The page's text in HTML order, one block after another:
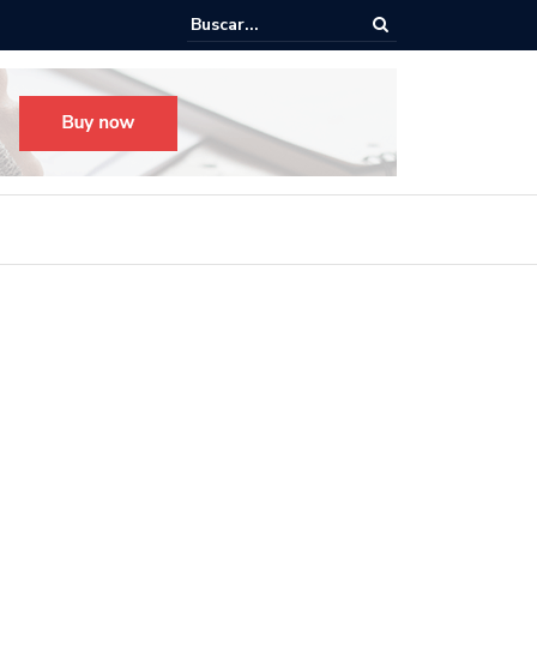
para el Festival Desfile Día de Muertos 2025 en Guadalajara